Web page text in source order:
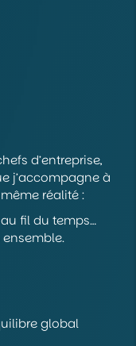
d’entreprise,
j’accompagne à
réalité :
fil du temps…
global